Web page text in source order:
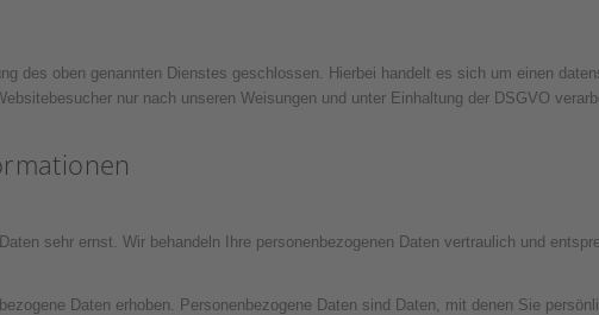
des oben genannten Dienstes geschlossen. Hierbei handelt es sich um einen
nur nach unseren Weisungen und unter Einhaltung der DSGVO
sehr ernst. Wir behandeln Ihre personenbezogenen Daten vertraulich und
Daten erhoben. Personenbezogene Daten sind Daten, mit denen Sie